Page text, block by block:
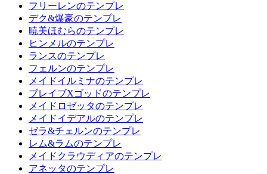
フリーレンのテンプレ
デク&爆豪のテンプレ
暁美ほむらのテンプレ
ヒンメルのテンプレ
ランスのテンプレ
フェルンのテンプレ
メイドイルミナのテンプレ
ブレイブXゴッドのテンプレ
メイドロゼッタのテンプレ
メイドイデアルのテンプレ
ゼラ&チェルンのテンプレ
レム&ラムのテンプレ
メイドクラウディアのテンプレ
アネッタのテンプレ